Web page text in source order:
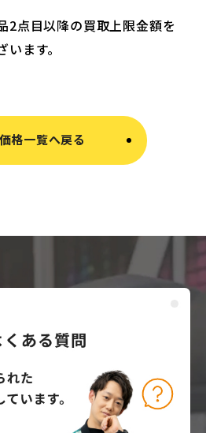
2点目以降の買取上限金額を
ます。
格一覧へ戻る